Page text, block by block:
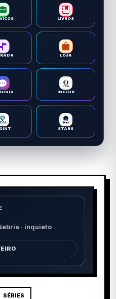
LIVROS
LOJA
INCLUB
STARS
· inquieto
SÉRIES